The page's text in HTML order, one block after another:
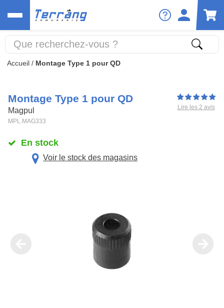
Accueil / Montage Type 1 pour QD
Montage Type 1 pour QD
Magpul
MPL.MAG333
Lire les 2 avis
En stock
Voir le stock des magasins